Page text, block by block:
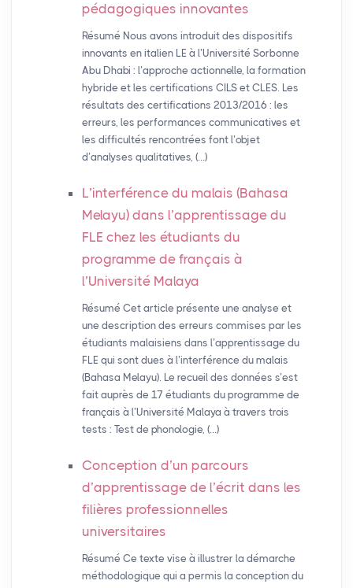
pédagogiques innovantes
Résumé Nous avons introduit des dispositifs
innovants en italien LE à l’Université Sorbonne
Abu Dhabi : l’approche actionnelle, la formation
hybride et les certifications CILS et CLES. Les
résultats des certifications 2013/2016 : les
erreurs, les performances communicatives et
les difficultés rencontrées font l’objet
d’analyses qualitatives, (…)
L’interférence du malais (Bahasa
Melayu) dans l’apprentissage du
FLE chez les étudiants du
programme de français à
l’Université Malaya
Résumé Cet article présente une analyse et
une description des erreurs commises par les
étudiants malaisiens dans l’apprentissage du
FLE qui sont dues à l’interférence du malais
(Bahasa Melayu). Le recueil des données s’est
fait auprès de 17 étudiants du programme de
français à l’Université Malaya à travers trois
tests : Test de phonologie, (…)
Conception d’un parcours
d’apprentissage de l’écrit dans les
filières professionnelles
universitaires
Résumé Ce texte vise à illustrer la démarche
méthodologique qui a permis la conception du